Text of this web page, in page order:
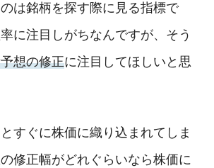
は銘柄を探す際に見る指標で
に注目しがちなんですが、そう
想の修正に注目してほしいと思
すぐに株価に織り込まれてしま
修正幅がどれぐらいなら株価に